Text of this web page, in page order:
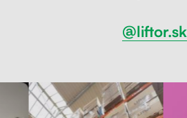
@liftor.sk